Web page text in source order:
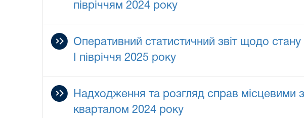
півріччям 2024 року
Оперативний статистичний звіт щодо
I півріччя 2025 року
Надходження та розгляд справ місцевими
кварталом 2024 року